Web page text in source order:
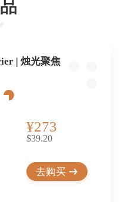
| 烛光聚焦
¥273
$39.20
去购买